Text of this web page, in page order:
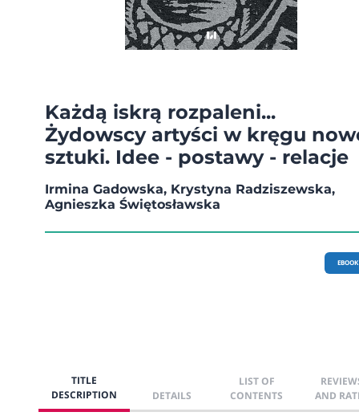
Każdą iskrą rozpaleni...
Żydowscy artyści w kręgu
sztuki. Idee - postawy - relacje
Irmina Gadowska, Krystyna Radziszewska,
Agnieszka Świętosławska
EBOOK
TITLE
DESCRIPTION
DETAILS
LIST OF
CONTENTS
AND